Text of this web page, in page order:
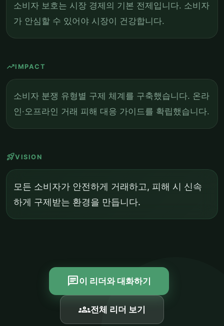
소비자 보호는 시장 경제의 기본 전제입니다. 소비자
가 안심할 수 있어야 시장이 건강합니다.
trending_upIMPACT
소비자 분쟁 유형별 구제 체계를 구축했습니다. 온라
인·오프라인 거래 피해 대응 가이드를 확립했습니다.
rocket_launchVISION
모든 소비자가 안전하게 거래하고, 피해 시 신속
하게 구제받는 환경을 만듭니다.
chat이 리더와 대화하기
groups전체 리더 보기